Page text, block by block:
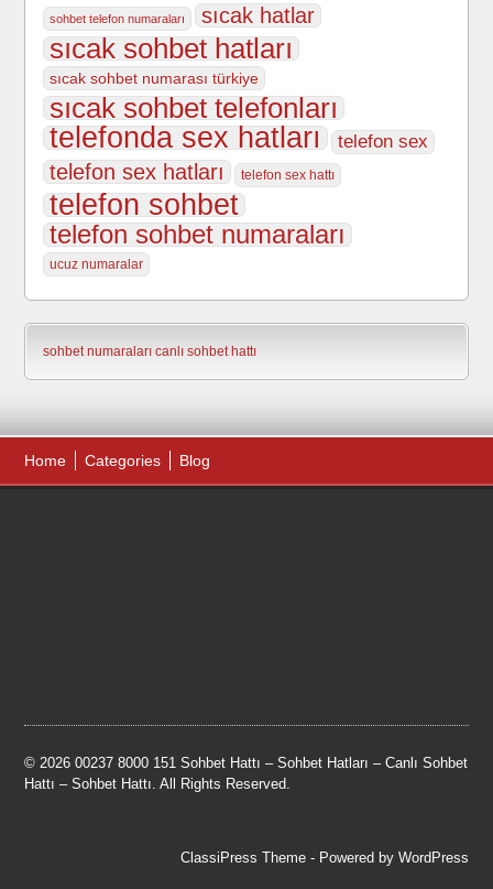
sohbet telefon numaraları sıcak hatlar
sıcak sohbet hatları
sıcak sohbet numarası türkiye
sıcak sohbet telefonları
telefonda sex hatları telefon sex
telefon sex hatları telefon sex hattı
telefon sohbet
telefon sohbet numaraları
ucuz numaralar
sohbet numaraları canlı sohbet hattı
Home Categories Blog
© 2026 00237 8000 151 Sohbet Hattı – Sohbet Hatları – Canlı Sohbet
Hattı – Sohbet Hattı. All Rights Reserved.
ClassiPress Theme- Powered by WordPress